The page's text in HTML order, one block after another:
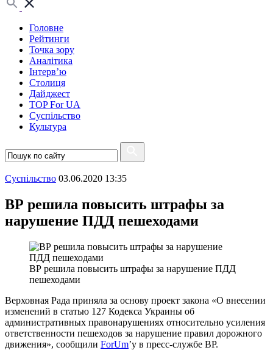
Головне
Рейтинги
Точка зору
Аналітика
Інтерв’ю
Столиця
Дайджест
TOP For UA
Суспiльство
Культура
Суспiльство 03.06.2020 13:35
ВР решила повысить штрафы за
нарушение ПДД пешеходами
ВР решила повысить штрафы за нарушение ПДД
пешеходами
Верховная Рада приняла за основу проект закона «О внесении
изменений в статью 127 Кодекса Украины об
административных правонарушениях относительно усиления
ответственности пешеходов за нарушение правил дорожного
движения», сообщили ForUm’у в пресс-службе ВР.